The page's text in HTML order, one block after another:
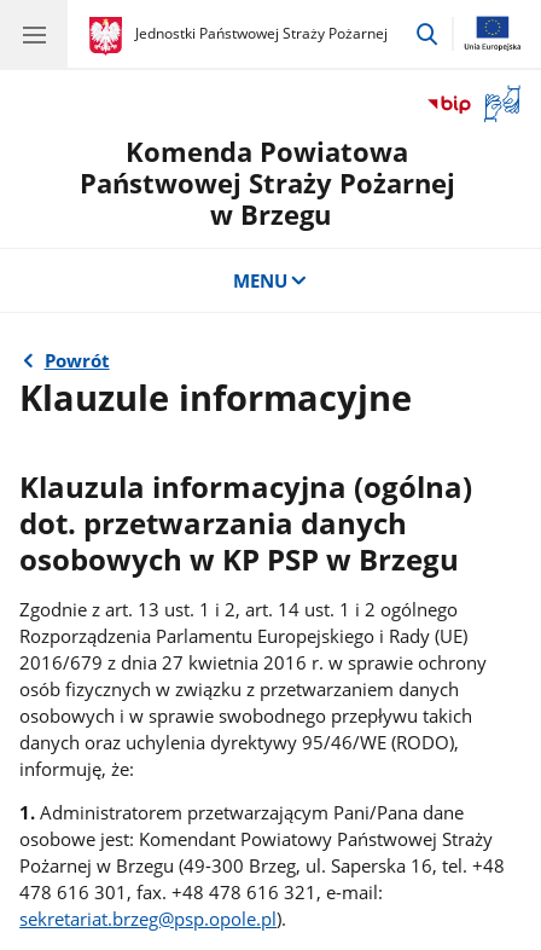
gov.pl
Jednostki Państwowej Straży Pożarnej
gov.pl
Jednostki
przejdź
okno
Komenda Powiatowa
Państwowej Straży Pożarnej
w Brzegu
MENU
Powrót
Klauzule informacyjne
Klauzula informacyjna (ogólna)
dot. przetwarzania danych
osobowych w KP PSP w Brzegu
Zgodnie z art. 13 ust. 1 i 2, art. 14 ust. 1 i 2 ogólnego
Rozporządzenia Parlamentu Europejskiego i Rady (UE)
2016/679 z dnia 27 kwietnia 2016 r. w sprawie ochrony
osób fizycznych w związku z przetwarzaniem danych
osobowych i w sprawie swobodnego przepływu takich
danych oraz uchylenia dyrektywy 95/46/WE (RODO),
informuję, że:
1.Administratorem przetwarzającym Pani/Pana dane
osobowe jest: Komendant Powiatowy Państwowej Straży
Pożarnej w Brzegu (49-300 Brzeg, ul. Saperska 16, tel. +48
478 616 301, fax. +48 478 616 321, e-mail:
sekretariat.brzeg@psp.opole.pl).